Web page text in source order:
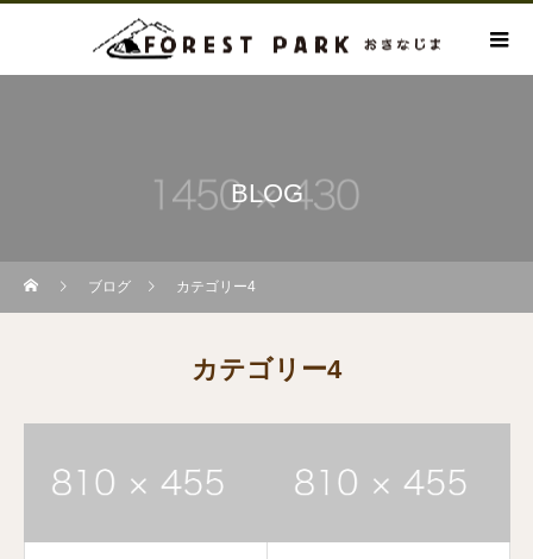
BLOG
ブログ カテゴリー4
カテゴリー4